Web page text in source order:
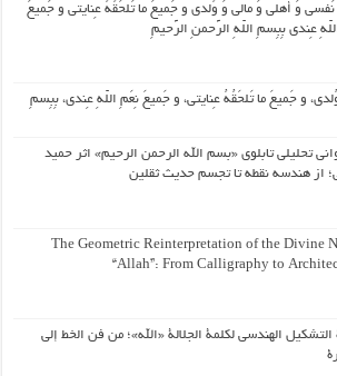
نَفسی وَ أهلی وَ مالی وَ وُلدی و جَمیعَ ما تَلحَقُهُ عِنایتی و جَمیعَ
عِندی بِبِسمِ اللّهِ الرَّحمنِ الرَّحیمِ
و جَمیعَ ما تَلحَقُهُ عِنایتی، و جَمیعَ نِعَمِ اللّهِ عِندی، بِبِسمِ
تحلیلی تابلوی «بسم الله الرحمن الرحیم» اثر حمید
از هندسه نقطه تا تجسم حدیث ثقلین
The Geometric Reinterpretation of the Divine
“Allah”: From Calligraphy to
التشكيل الهندسي لكلمة الجلالة «الله»؛ من فن الخط إلى